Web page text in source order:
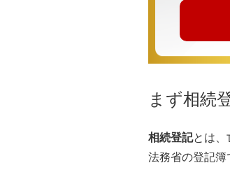
まず相続
相続登記とは、
法務省の登記簿